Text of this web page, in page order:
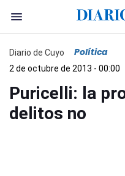
Diario de Cuyo Política
2 de octubre de 2013 - 00:00
Puricelli: la
delitos no